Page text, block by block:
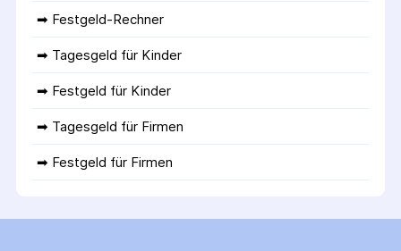
➡ Festgeld-Rechner
➡ Tagesgeld für Kinder
➡ Festgeld für Kinder
➡ Tagesgeld für Firmen
➡ Festgeld für Firmen